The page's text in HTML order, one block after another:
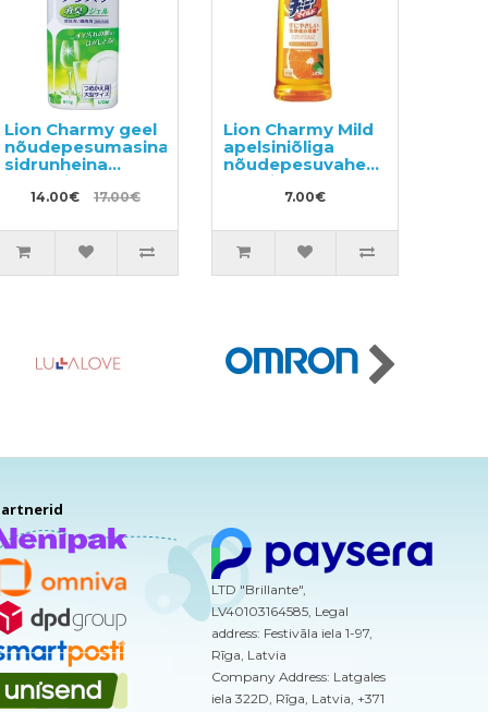
Lion Charmy geel
nõudepesumasinale
sidrunheina
aroomiga
täitepudel 840g
14.00€ 17.00€
Lion Charmy Mild
apelsiniõliga
nõudepesuvahend
kööginõude,
köögi- ja
pesemiseks
260ml
7.00€
LTD "Brillante",
LV40103164585, Legal
address: Festivāla iela 1-97,
Rīga, Latvia
Company Address: Latgales
iela 322D, Rīga, Latvia, +371